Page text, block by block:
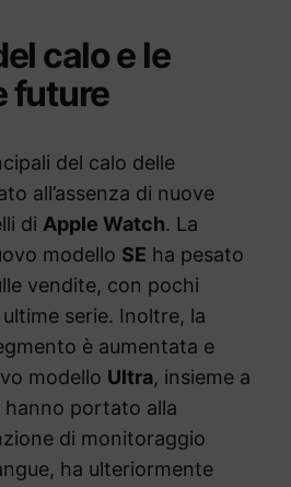
calo e le
future
del calo delle
all’assenza di nuove
di Apple Watch. La
modello SE ha pesato
vendite, con pochi
serie. Inoltre, la
è aumentata e
modello Ultra, insieme a
hanno portato alla
di monitoraggio
ha ulteriormente